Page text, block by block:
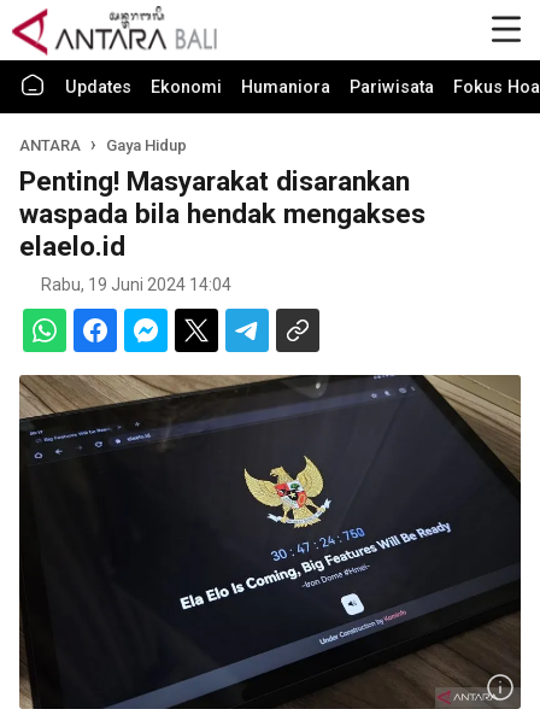
Updates Ekonomi Humaniora Pariwisata Fokus
ANTARA Gaya Hidup
Penting! Masyarakat disarankan
waspada bila hendak mengakses
elaelo.id
Rabu, 19 Juni 2024 14:04